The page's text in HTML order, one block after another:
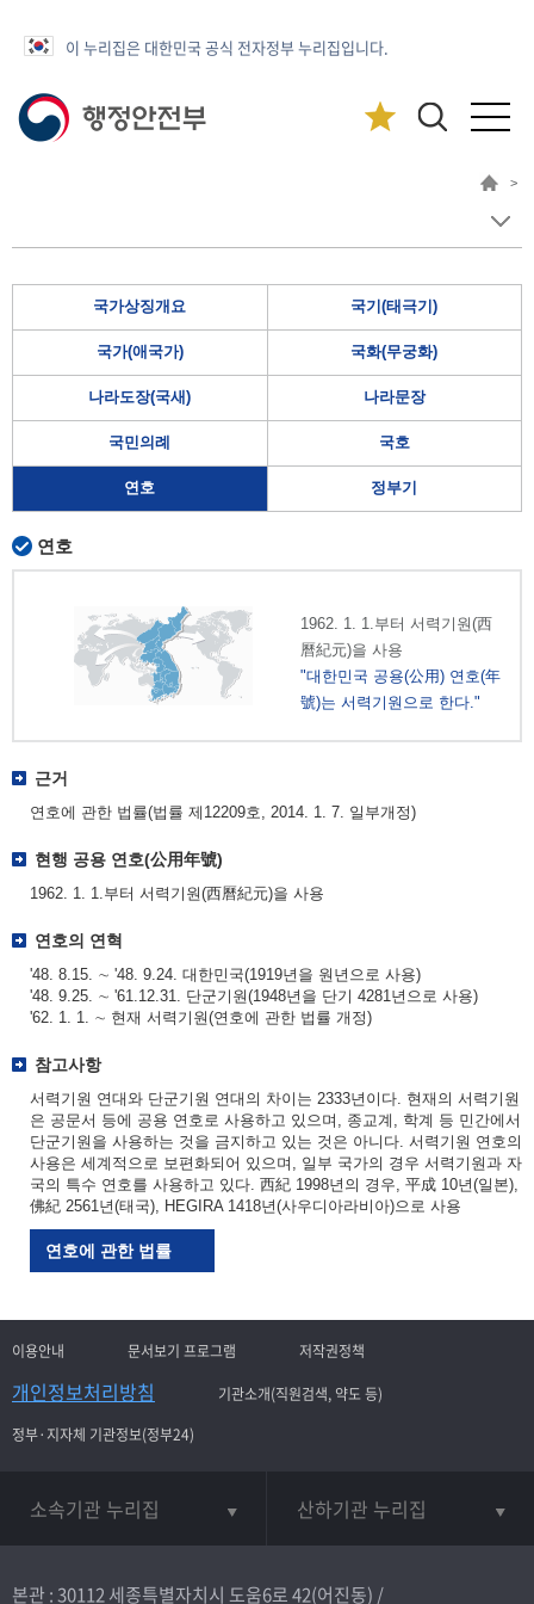
이 누리집은 대한민국 공식 전자정부 누리집입니다.
>
국가상징개요 국기(태극기)
국가(애국가) 국화(무궁화)
나라도장(국새) 나라문장
국민의례 국호
연호 정부기
연호
1962. 1. 1.부터 서력기원(西
曆紀元)을 사용
"대한민국 공용(公用) 연호(年
號)는 서력기원으로 한다."
근거
연호에 관한 법률(법률 제12209호, 2014. 1. 7. 일부개정)
현행 공용 연호(公用年號)
1962. 1. 1.부터 서력기원(西曆紀元)을 사용
연호의 연혁
'48. 8.15. ∼ '48. 9.24. 대한민국(1919년을 원년으로 사용)
'48. 9.25. ∼ '61.12.31. 단군기원(1948년을 단기 4281년으로 사용)
'62. 1. 1. ∼ 현재 서력기원(연호에 관한 법률 개정)
참고사항
서력기원 연대와 단군기원 연대의 차이는 2333년이다. 현재의 서력기원
은 공문서 등에 공용 연호로 사용하고 있으며, 종교계, 학계 등 민간에서
단군기원을 사용하는 것을 금지하고 있는 것은 아니다. 서력기원 연호의
사용은 세계적으로 보편화되어 있으며, 일부 국가의 경우 서력기원과 자
국의 특수 연호를 사용하고 있다. 西紀 1998년의 경우, 平成 10년(일본),
佛紀 2561년(태국), HEGIRA 1418년(사우디아라비아)으로 사용
연호에 관한 법률
이용안내 문서보기 프로그램 저작권정책
개인정보처리방침
기관소개(직원검색, 약도 등)
정부·지자체 기관정보(정부24)
소속기관 누리집 산하기관 누리집
본관 : 30112 세종특별자치시 도움6로 42(어진동) /